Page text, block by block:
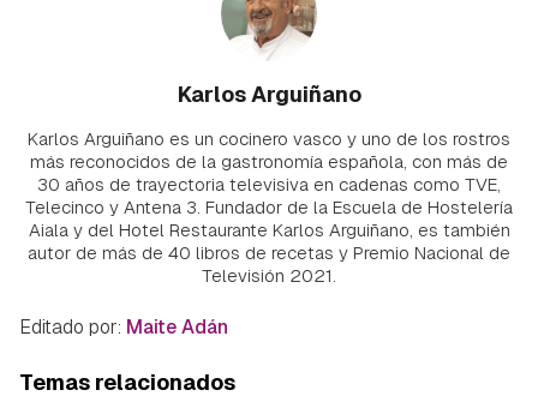
Karlos Arguiñano
Karlos Arguiñano es un cocinero vasco y uno de los rostros
más reconocidos de la gastronomía española, con más de
30 años de trayectoria televisiva en cadenas como TVE,
Telecinco y Antena 3. Fundador de la Escuela de Hostelería
Aiala y del Hotel Restaurante Karlos Arguiñano, es también
autor de más de 40 libros de recetas y Premio Nacional de
Televisión 2021.
Editado por: Maite Adán
Temas relacionados